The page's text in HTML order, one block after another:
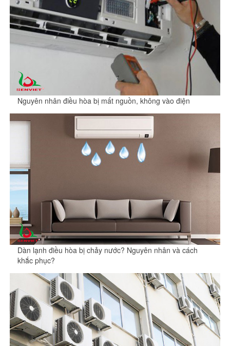
Nguyên nhân điều hòa bị mất nguồn, không vào điện
Dàn lạnh điều hòa bị chảy nước? Nguyên nhân và cách
khắc phục?